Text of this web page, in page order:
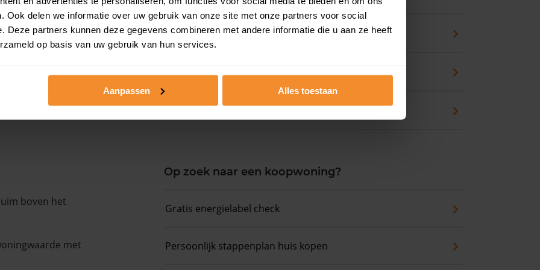
Ook delen we informatie over uw gebruik van onze site met onze partners voor social
Deze partners kunnen deze gegevens combineren met andere informatie die u aan ze heeft
op basis van uw gebruik van hun services.
Aanpassen Alles toestaan
boven het
met
Woningwaarde rapport
Koopsommenoverzicht
Koopsom + WOZ-waarde
Op zoek naar een koopwoning?
Gratis energielabel check
Persoonlijk stappenplan huis kopen